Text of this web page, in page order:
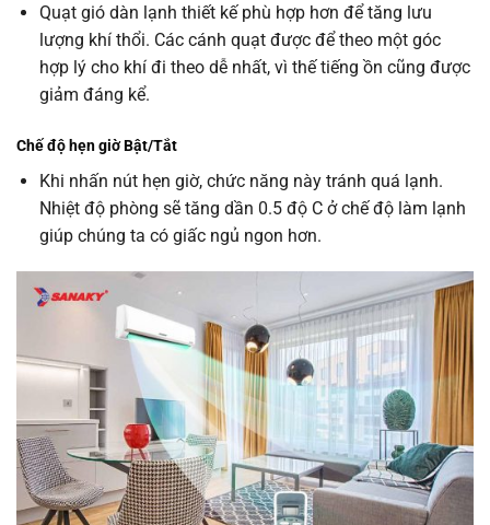
Quạt gió dàn lạnh thiết kế phù hợp hơn để tăng lưu
lượng khí thổi. Các cánh quạt được để theo một góc
hợp lý cho khí đi theo dễ nhất, vì thế tiếng ồn cũng được
giảm đáng kể.
Chế độ hẹn giờ Bật/Tắt
Khi nhấn nút hẹn giờ, chức năng này tránh quá lạnh.
Nhiệt độ phòng sẽ tăng dần 0.5 độ C ở chế độ làm lạnh
giúp chúng ta có giấc ngủ ngon hơn.